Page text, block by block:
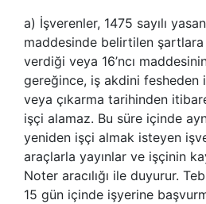
a) İşverenler, 1475 sayılı
maddesinde belirtilen
verdiği veya 16’ncı
gereğince, iş akdini fesheden
veya çıkarma tarihinden
işçi alamaz. Bu süre içinde
yeniden işçi almak isteyen
araçlarla yayınlar ve işçinin
Noter aracılığı ile duyurur.
15 gün içinde işyerine